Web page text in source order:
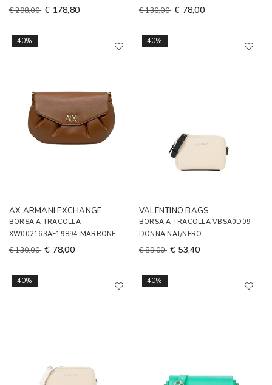
€ 298,00 € 178,80 € 130,00 € 78,00
40%
AX ARMANI EXCHANGE
BORSA A TRACOLLA
XW002163AF19894 MARRONE
€ 130,00 € 78,00
40%
VALENTINO BAGS
BORSA A TRACOLLA VBSA0D09
DONNA NAT/NERO
€ 89,00 € 53,40
40% 40%